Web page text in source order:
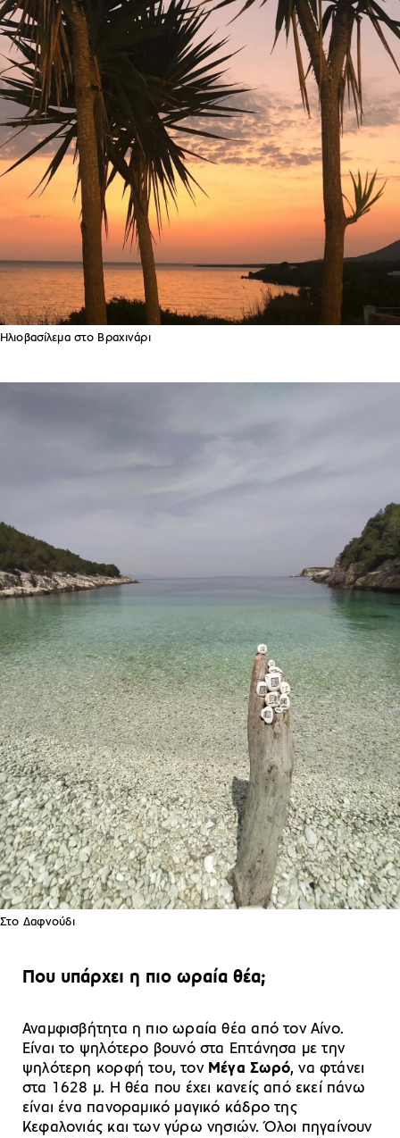
Ηλιοβασίλεμα στο Βραχινάρι
Στο Δαφνούδι
Που υπάρχει η πιο ωραία θέα;
Αναμφισβήτητα η πιο ωραία θέα από τον Αίνο.
Είναι το ψηλότερο βουνό στα Επτάνησα με την
ψηλότερη κορφή του, τον Μέγα Σωρό, να φτάνει
στα 1628 μ. Η θέα που έχει κανείς από εκεί πάνω
είναι ένα πανοραμικό μαγικό κάδρο της
Κεφαλονιάς και των γύρω νησιών. Όλοι πηγαίνουν